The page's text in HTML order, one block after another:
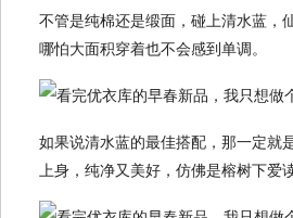
不管是纯棉还是缎面，碰上清水蓝，
哪怕大面积穿着也不会感到单调。
如果说清水蓝的最佳搭配，那一定就
上身，纯净又美好，仿佛是榕树下爱